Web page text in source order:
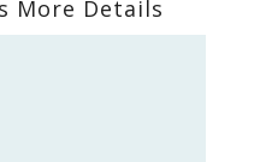
More Details